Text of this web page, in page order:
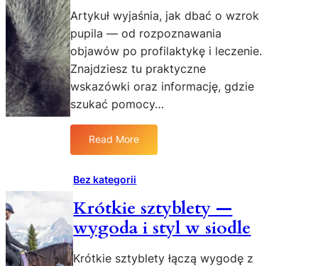
e
w
w
D
b
w
e
—
z
Artykuł wyjaśnia, jak dbać o wzrok
pupila — od rozpoznawania
objawów po profilaktykę i leczenie.
Znajdziesz tu praktyczne
wskazówki oraz informację, gdzie
szukać pomocy…
Read More
k
i
s
t
Bez kategorii
Krótkie sztyblety —
wygoda i styl w siodle
Krótkie sztyblety łączą wygodę z